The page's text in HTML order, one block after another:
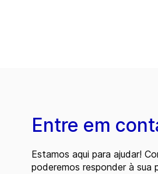
Entre em
Estamos aqui para ajudar!
poderemos responder à sua